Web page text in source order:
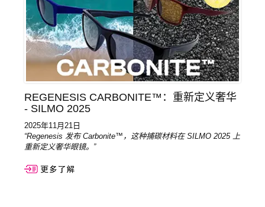
REGENESIS CARBONITE™：重新定义奢华
- SILMO 2025
2025年11月21日
“Regenesis 发布 Carbonite™，这种捕碳材料在 SILMO 2025 上
重新定义奢华眼镜。”